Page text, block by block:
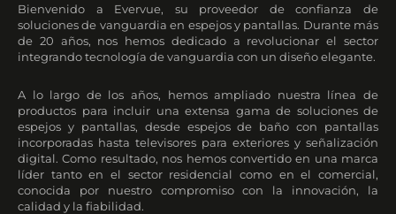
Bienvenido a Evervue, su proveedor de confianza de
soluciones de vanguardia en espejos y pantallas. Durante más
de 20 años, nos hemos dedicado a revolucionar el sector
integrando tecnología de vanguardia con un diseño elegante.
A lo largo de los años, hemos ampliado nuestra línea de
productos para incluir una extensa gama de soluciones de
espejos y pantallas, desde espejos de baño con pantallas
incorporadas hasta televisores para exteriores y señalización
digital. Como resultado, nos hemos convertido en una marca
líder tanto en el sector residencial como en el comercial,
conocida por nuestro compromiso con la innovación, la
calidad y la fiabilidad.